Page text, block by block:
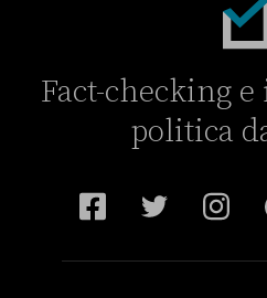
Fact-checking
politica